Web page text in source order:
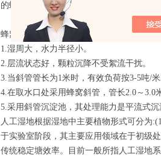
的蜂窝斜板(管)沉淀池应运而生。
蜂窝斜管填料特点：
1.湿周大，水力半径小。
2.层流状态好，颗粒沉降不受絮流干扰。
3.当斜管管长为1米时，有效负荷按3-5吨/
4.在取水口处采用蜂窝斜管，管长2.0～3.0
5.采用斜管沉淀池，其处理能力是平流式
人工湿地根据湿地中主要植物形式可分为
于实验室阶段，其主要应用领域在于初级
传统稳定塘效率。目前一般所指人工湿地